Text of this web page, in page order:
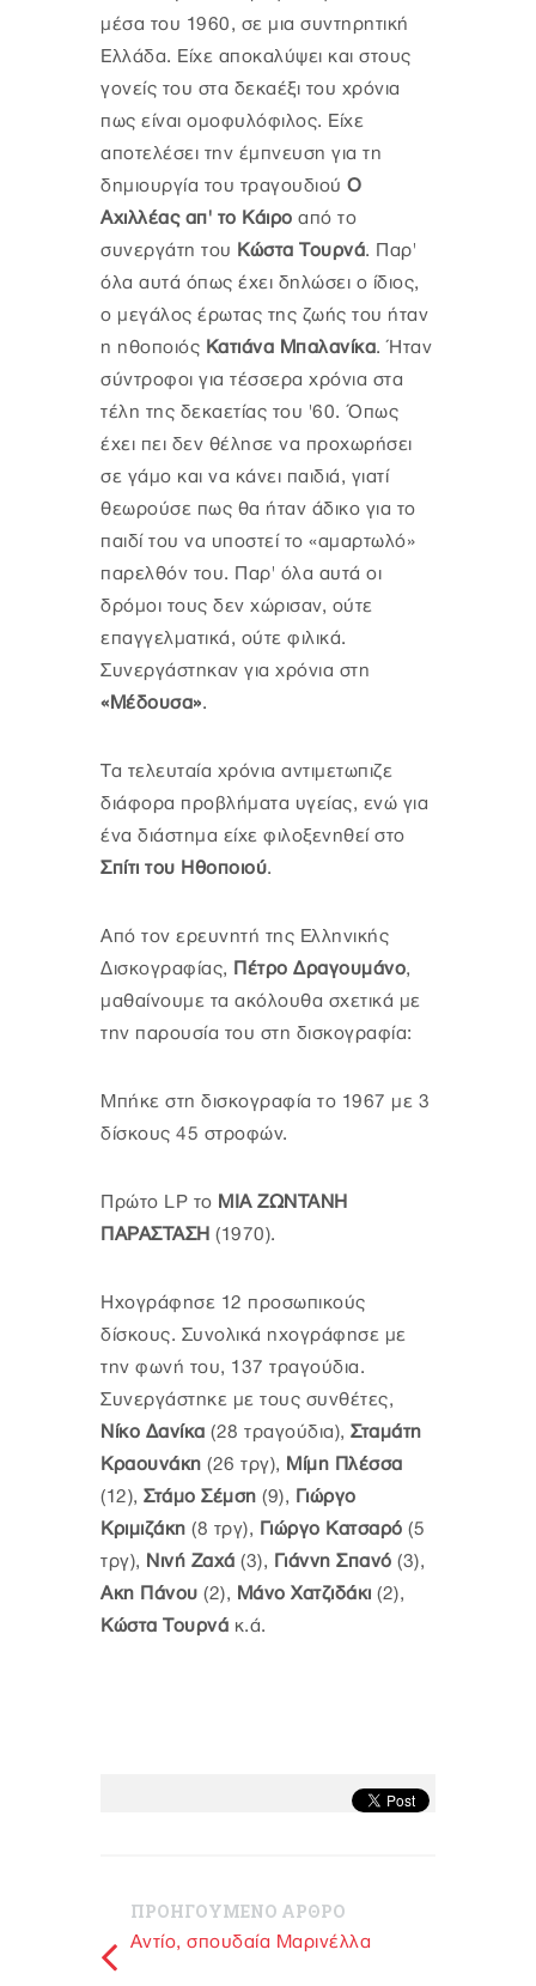
μέσα του 1960, σε μια συντηρητική
Ελλάδα. Είχε αποκαλύψει και στους
γονείς του στα δεκαέξι του χρόνια
πως είναι ομοφυλόφιλος. Είχε
αποτελέσει την έμπνευση για τη
δημιουργία του τραγουδιού Ο
Αχιλλέας απ' το Κάιρο από το
συνεργάτη του Κώστα Τουρνά. Παρ'
όλα αυτά όπως έχει δηλώσει ο ίδιος,
ο μεγάλος έρωτας της ζωής του ήταν
η ηθοποιός Κατιάνα Μπαλανίκα. Ήταν
σύντροφοι για τέσσερα χρόνια στα
τέλη της δεκαετίας του '60. Όπως
έχει πει δεν θέλησε να προχωρήσει
σε γάμο και να κάνει παιδιά, γιατί
θεωρούσε πως θα ήταν άδικο για το
παιδί του να υποστεί το «αμαρτωλό»
παρελθόν του. Παρ' όλα αυτά οι
δρόμοι τους δεν χώρισαν, ούτε
επαγγελματικά, ούτε φιλικά.
Συνεργάστηκαν για χρόνια στη
«Μέδουσα».
Τα τελευταία χρόνια αντιμετωπιζε
διάφορα προβλήματα υγείας, ενώ για
ένα διάστημα είχε φιλοξενηθεί στο
Σπίτι του Ηθοποιού.
Από τον ερευνητή της Ελληνικής
Δισκογραφίας, Πέτρο Δραγουμάνο,
μαθαίνουμε τα ακόλουθα σχετικά με
την παρουσία του στη δισκογραφία:
Μπήκε στη δισκογραφία το 1967 με 3
δίσκους 45 στροφών.
Πρώτο LP το ΜΙΑ ΖΩΝΤΑΝΗ
ΠΑΡΑΣΤΑΣΗ (1970).
Ηχογράφησε 12 προσωπικούς
δίσκους. Συνολικά ηχογράφησε με
την φωνή του, 137 τραγούδια.
Συνεργάστηκε με τους συνθέτες,
Νίκο Δανίκα (28 τραγούδια), Σταμάτη
Κραουνάκη (26 τργ), Μίμη Πλέσσα
(12), Στάμο Σέμση (9), Γιώργο
Κριμιζάκη (8 τργ), Γιώργο Κατσαρό (5
τργ), Νινή Ζαχά (3), Γιάννη Σπανό (3),
Ακη Πάνου (2), Μάνο Χατζιδάκι (2),
Κώστα Τουρνά κ.ά.
ΠΡΟΗΓΟΥΜΕΝΟ ΑΡΘΡΟ
Aντίο, σπουδαία Μαρινέλλα